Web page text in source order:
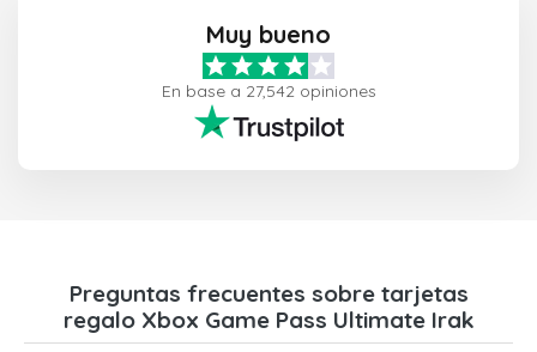
Muy bueno
En base a 27,542 opiniones
Preguntas frecuentes sobre tarjetas
regalo Xbox Game Pass Ultimate Irak